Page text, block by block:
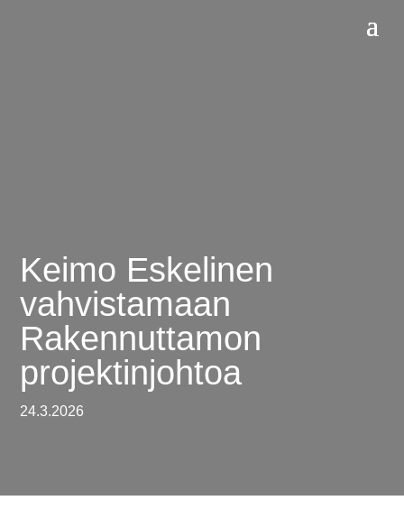
Keimo Eskelinen
vahvistamaan
Rakennuttamon
projektinjohtoa
24.3.2026